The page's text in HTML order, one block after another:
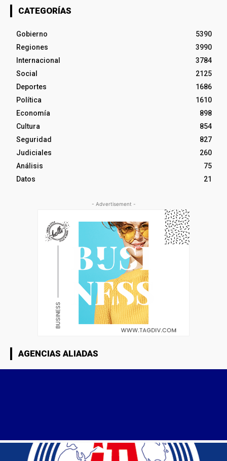
CATEGORÍAS
Gobierno
5390
Regiones
3990
Internacional
3784
Social
2125
Deportes
1686
Política
1610
Economía
898
Cultura
854
Seguridad
827
Judiciales
260
Análisis
75
Datos
21
- Advertisement -
AGENCIAS ALIADAS